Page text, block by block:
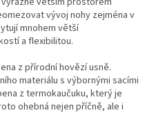
vývoj nohy zejména v
mnohem větší
a flexibilitou.
z přírodní hovězí usně.
materiálu s výbornými sacími
z termokaučuku, který je
ohebná nejen příčně, ale i